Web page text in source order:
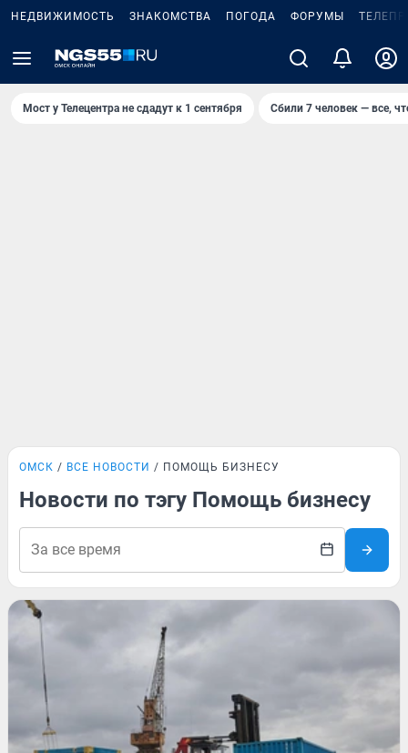
НЕДВИЖИМОСТЬ ЗНАКОМСТВА ПОГОДА ФОРУМЫ
Мост у Телецентра не сдадут к 1 сентября Сбили 7 человек — все,
ОМСК ВСЕ НОВОСТИ ПОМОЩЬ БИЗНЕСУ
Новости по тэгу Помощь бизнесу